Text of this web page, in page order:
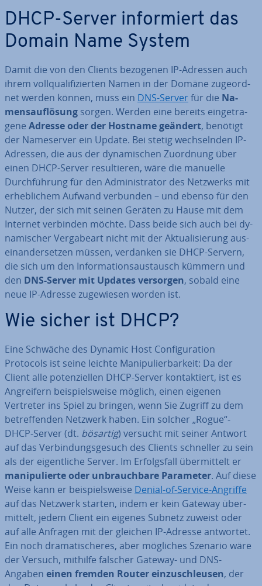
DHCP-Server in­for­miert das
Domain Name System
Damit die von den Clients bezogenen IP-Adressen auch
ihrem voll­qua­li­fi­zier­ten Namen in der Domäne zu­ge­ord­
net werden können, muss ein DNS-Serverfür die Na­
mens­auf­lö­sung sorgen. Werden eine bereits ein­ge­tra­
ge­ne Adresse oder der Hostname geändert, benötigt
der Name­ser­ver ein Update. Bei stetig wech­seln­den IP-
Adressen, die aus der dy­na­mi­schen Zuordnung über
einen DHCP-Server re­sul­tie­ren, wäre die manuelle
Durch­füh­rung für den Ad­mi­nis­tra­tor des Netzwerks mit
er­heb­li­chem Aufwand verbunden – und ebenso für den
Nutzer, der sich mit seinen Geräten zu Hause mit dem
Internet verbinden möchte. Dass beide sich auch bei dy­
na­mi­scher Ver­ga­be­art nicht mit der Ak­tua­li­sie­rung aus­
ein­an­der­set­zen müssen, verdanken sie DHCP-Servern,
die sich um den In­for­ma­ti­ons­aus­tausch kümmern und
den DNS-Server mit Updates versorgen, sobald eine
neue IP-Adresse zu­ge­wie­sen worden ist.
Wie sicher ist DHCP?
Eine Schwäche des Dynamic Host Con­fi­gu­ra­ti­on
Protocols ist seine leichte Ma­ni­pu­lier­bar­keit: Da der
Client alle po­ten­zi­el­len DHCP-Server kon­tak­tiert, ist es
An­grei­fern bei­spiels­wei­se möglich, einen eigenen
Vertreter ins Spiel zu bringen, wenn Sie Zugriff zu dem
be­tref­fen­den Netzwerk haben. Ein solcher „Rogue“-
DHCP-Server (dt. bösartig) versucht mit seiner Antwort
auf das Ver­bin­dungs­ge­such des Clients schneller zu sein
als der ei­gent­li­che Server. Im Er­folgs­fall über­mit­telt er
ma­ni­pu­lier­te oder un­brauch­ba­re Parameter. Auf diese
Weise kann er bei­spiels­wei­se Denial-of-Service-Angriffe
auf das Netzwerk starten, indem er kein Gateway über­
mit­telt, jedem Client ein eigenes Subnetz zuweist oder
auf alle Anfragen mit der gleichen IP-Adresse antwortet.
Ein noch dra­ma­ti­sche­res, aber mögliches Szenario wäre
der Versuch, mithilfe falscher Gateway- und DNS-
Angaben einen fremden Router ein­zu­schleu­sen, der